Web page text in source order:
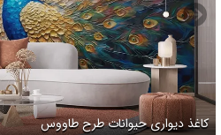
کاغذ دیواری حیوانات طرح طاووس